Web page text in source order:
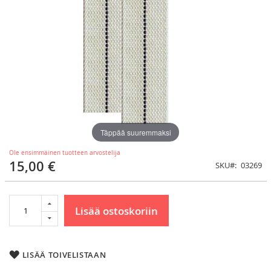
Ole ensimmäinen tuotteen arvostelija
15,00 € SKU 03269
Lisää ostoskoriin
LISÄÄ TOIVELISTAAN
Täppää suuremmaksi